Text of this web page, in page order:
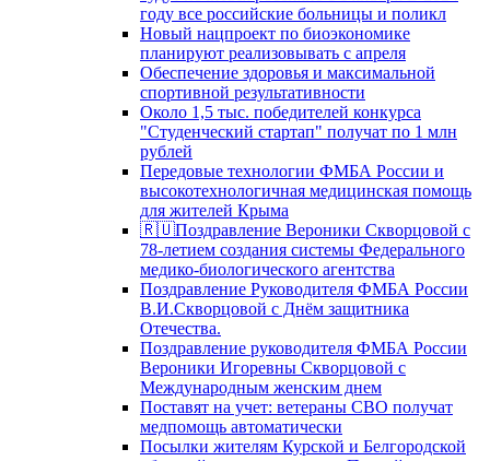
году все российские больницы и поликл
Новый нацпроект по биоэкономике
планируют реализовывать с апреля
Обеспечение здоровья и максимальной
спортивной результативности
Около 1,5 тыс. победителей конкурса
"Студенческий стартап" получат по 1 млн
рублей
Передовые технологии ФМБА России и
высокотехнологичная медицинская помощь
для жителей Крыма
🇷🇺Поздравление Вероники Скворцовой с
78-летием создания системы Федерального
медико-биологического агентства
Поздравление Руководителя ФМБА России
В.И.Скворцовой с Днём защитника
Отечества.
Поздравление руководителя ФМБА России
Вероники Игоревны Скворцовой с
Международным женским днем
Поставят на учет: ветераны СВО получат
медпомощь автоматически
Посылки жителям Курской и Белгородской